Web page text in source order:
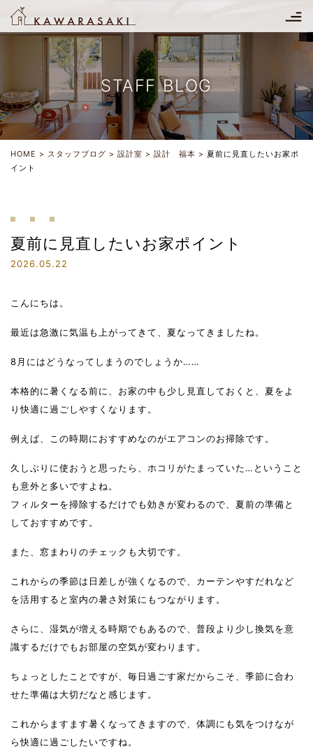
STAFF BLOG
HOME スタッフブログ 設計室 設計 福本
夏前に見直したいお家ポ
イント
夏前に見直したいお家ポイント
2026.05.22
こんにちは。
最近は急激に気温も上がってきて、夏なってきましたね。
8月にはどうなってしまうのでしょうか……
本格的に暑くなる前に、お家の中も少し見直しておくと、夏をよ
り快適に過ごしやすくなります。
例えば、この時期におすすめなのがエアコンのお掃除です。
久しぶりに使おうと思ったら、ホコリがたまっていた…ということ
も意外と多いですよね。
フィルターを掃除するだけでも効きが変わるので、夏前の準備と
しておすすめです。
また、窓まわりのチェックも大切です。
これからの季節は日差しが強くなるので、カーテンやすだれなど
を活用すると室内の暑さ対策にもつながります。
さらに、湿気が増える時期でもあるので、普段より少し換気を意
識するだけでもお部屋の空気が変わります。
ちょっとしたことですが、毎日過ごす家だからこそ、季節に合わ
せた準備は大切だなと感じます。
これからますます暑くなってきますので、体調にも気をつけなが
ら快適に過ごしたいですね。